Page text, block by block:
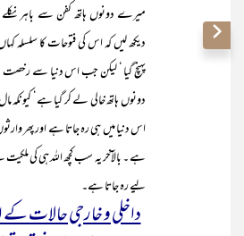
میرے دونوں ہاتھ کفن سے باہر
دیکھ لیں کہ اس کی فتوحات کا سلسلہ
پہنچ گیا ‘ لیکن جب اس دنیا سے
دونوں ہاتھ خالی لے کر گیا ہے‘ کیونکہ
اس دنیا میں ہی رہ جاتا ہے اور پھر
ہے ۔ بالآخر یہ سب کچھ اللہ ہی کی
لیے رہ جاتا ہے۔
داخلی و خارجی حالات